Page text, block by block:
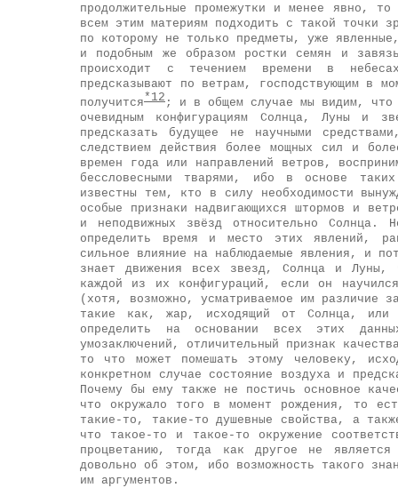
продолжительные промежутки и менее явно,
всем этим материям подходить с такой точки
по которому не только предметы, уже
и подобным же образом ростки семян и
происходит с течением времени в
предсказывают по ветрам, господствующим в
получится*12 ; и в общем случае мы видим, что
очевидным конфигурациям Солнца, Луны и
предсказать будущее не научными
следствием действия более мощных сил и
времен года или направлений ветров,
бессловесными тварями, ибо в основе
известны тем, кто в силу необходимости
особые признаки надвигающихся штормов и
и неподвижных звёзд относительно Солнца.
определить время и место этих явлений,
сильное влияние на наблюдаемые явления, и
знает движения всех звезд, Солнца и
каждой из их конфигураций, если он
(хотя, возможно, усматриваемое им различие
такие как, жар, исходящий от Солнца,
определить на основании всех этих
умозаключений, отличительный признак
то что может помешать этому человеку,
конкретном случае состояние воздуха и
Почему бы ему также не постичь основное
что окружало того в момент рождения, то
такие-то, такие-то душевные свойства, а
что такое-то и такое-то окружение
процветанию, тогда как другое не
довольно об этом, ибо возможность такого
им аргументов.